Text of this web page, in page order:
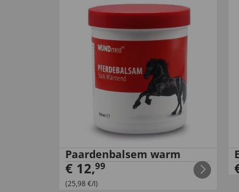
Paardenbalsem warm
€ 12,99
(25,98 €/l)